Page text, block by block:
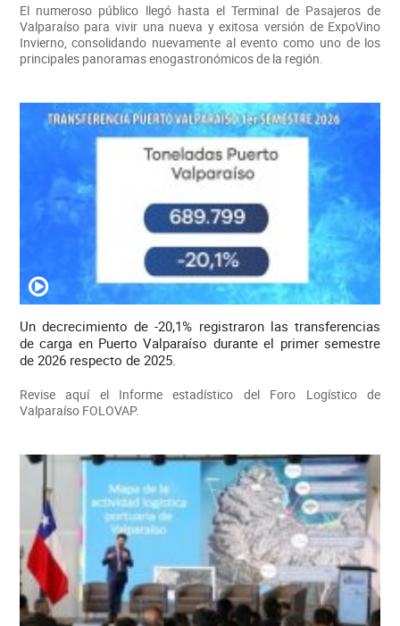
El numeroso público llegó hasta el Terminal de Pasajeros de
Valparaíso para vivir una nueva y exitosa versión de ExpoVino
Invierno, consolidando nuevamente al evento como uno de los
principales panoramas enogastronómicos de la región.
Un decrecimiento de -20,1% registraron las transferencias
de carga en Puerto Valparaíso durante el primer semestre
de 2026 respecto de 2025.
Revise aquí el Informe estadístico del Foro Logístico de
Valparaíso FOLOVAP.